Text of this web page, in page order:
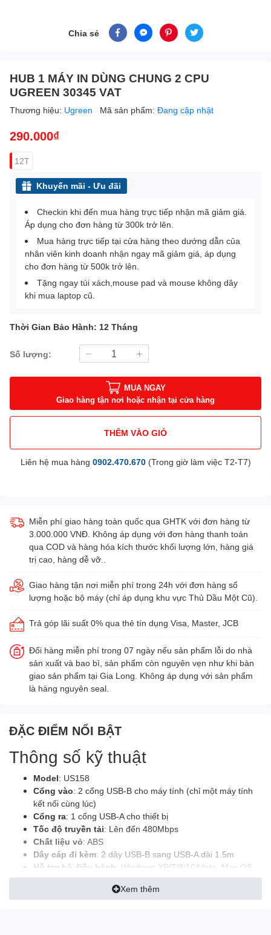
Chia sẻ
HUB 1 MÁY IN DÙNG CHUNG 2 CPU
UGREEN 30345 VAT
Thương hiệu: Ugreen Mã sản phẩm: Đang cập nhật
290.000₫
12T
Khuyến mãi - Ưu đãi
Checkin khi đến mua hàng trực tiếp nhận mã giảm giá.
Áp dụng cho đơn hàng từ 300k trở lên.
Mua hàng trực tiếp tại cửa hàng theo dướng dẫn của
nhân viên kinh doanh nhận ngay mã giảm giá, áp dụng
cho đơn hàng từ 500k trở lên.
Tặng ngay túi xách,mouse pad và mouse không dây
khi mua laptop cũ.
Thời Gian Bảo Hành: 12 Tháng
Số lượng:
MUA NGAY
Giao hàng tận nơi hoặc nhận tại cửa hàng
THÊM VÀO GIỎ
Liên hệ mua hàng 0902.470.670(Trong giờ làm việc T2-T7)
Miễn phí giao hàng toàn quốc qua GHTK với đơn hàng từ
3.000.000 VNĐ. Không áp dụng với đơn hàng thanh toán
qua COD và hàng hóa kích thước khối lượng lớn, hàng giá
trị cao, hàng dễ vỡ..
Giao hàng tận nơi miễn phí trong 24h với đơn hàng số
lượng hoặc bộ máy (chỉ áp dụng khu vực Thủ Dầu Một Cũ).
Trả góp lãi suất 0% qua thẻ tín dụng Visa, Master, JCB
Đổi hàng miễn phí trong 07 ngày nếu sản phẩm lỗi do nhà
sản xuất và bao bì, sản phẩm còn nguyên vẹn như khi bàn
giao sản phẩm tại Gia Long. Không áp dụng với sản phẩm
là hàng nguyên seal.
ĐẶC ĐIỂM NỔI BẬT
Thông số kỹ thuật
Model: US158
Cổng vào: 2 cổng USB-B cho máy tính (chỉ một máy tính
kết nối cùng lúc)
Cổng ra: 1 cổng USB-A cho thiết bị
Tốc độ truyền tải: Lên đến 480Mbps
Chất liệu vỏ: ABS
Dây cáp đi kèm: 2 dây USB-B sang USB-A dài 1.5m
Hỗ trợ hệ điều hành : Windows XP/7/8/10/Vista, Mac OS
8.6 trở lên
: 93.5mm x 55mm x 19.5mm
Xem thêm